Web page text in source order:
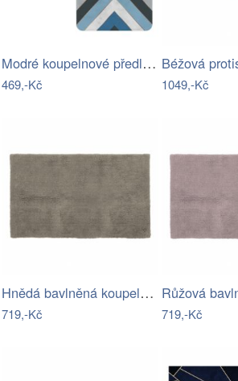
Modré koupelnové předložky v sadě 2 ks…
469,-Kč 1049,-Kč
Hnědá bavlněná koupelnová předložka…
719,-Kč 719,-Kč